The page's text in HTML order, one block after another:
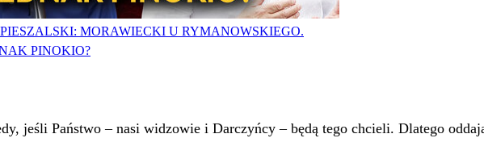
MORAWIECKI U RYMANOWSKIEGO.
PINOKIO?
jeśli Państwo – nasi widzowie i Darczyńcy – będą tego chcieli. Dlatego